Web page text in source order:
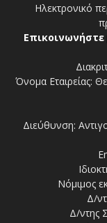
Ηλεκτρονικό
Όνομα Εταιρείας:
Διεύθυνση:
Νόμιμος
Δ/
Δ/ντης